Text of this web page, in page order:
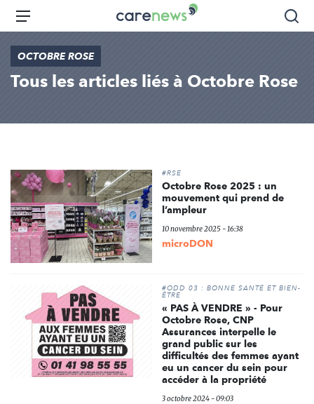
Aller
principal
Carenews,
Le
acteurs
Menu
OCTOBRE ROSE
Tous les articles liés à Octobre Rose
#RSE
Octobre Rose 2025 : un
mouvement qui prend de
l’ampleur
10 novembre 2025 - 16:38
microDON
#ODD 03 : BONNE SANTÉ ET BIEN-
ÊTRE
« PAS À VENDRE » - Pour
Octobre Rose, CNP
Assurances interpelle le
grand public sur les
difficultés des femmes ayant
eu un cancer du sein pour
accéder à la propriété
3 octobre 2024 - 09:03